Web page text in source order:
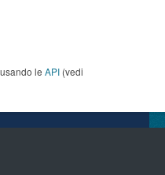
le API (vedi